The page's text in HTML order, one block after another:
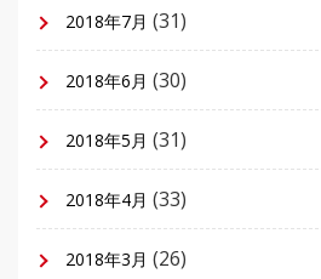
2018年7月 (31)
2018年6月 (30)
2018年5月 (31)
2018年4月 (33)
2018年3月 (26)